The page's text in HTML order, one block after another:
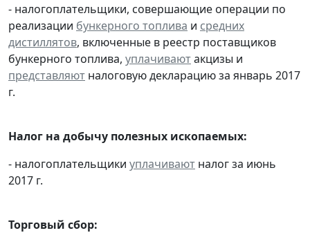
- налогоплательщики, совершающие операции по
реализации бункерного топлива и средних
дистиллятов, включенные в реестр поставщиков
бункерного топлива, уплачиваютакцизы и
представляют налоговую декларацию за январь 2017
г.
Налог на добычу полезных ископаемых:
- налогоплательщики уплачивают налог за июнь
2017 г.
Торговый сбор: